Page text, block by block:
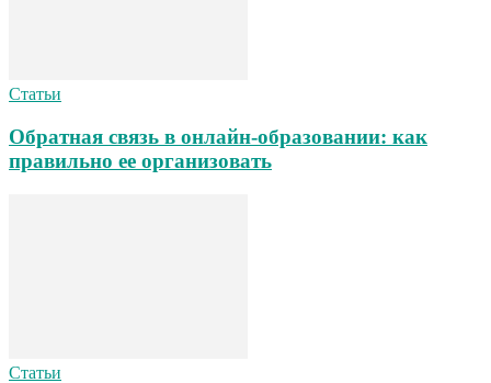
Статьи
Обратная связь в онлайн-образовании: как
правильно ее организовать
Статьи